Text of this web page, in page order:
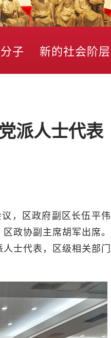
子 新的社会阶层
派人士代表
，区政府副区长伍平伟
政协副主席胡军出席。
士代表，区级相关部门